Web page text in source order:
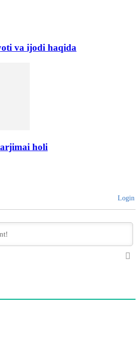
va ijodi haqida
holi
Login